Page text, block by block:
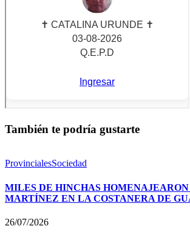
También te podría gustarte
ProvincialesSociedad
MILES DE HINCHAS HOMENAJEARON
MARTÍNEZ EN LA COSTANERA DE
26/07/2026